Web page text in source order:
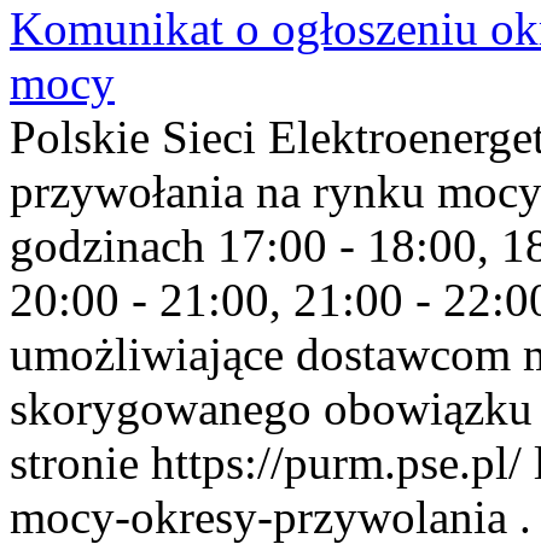
Komunikat o ogłoszeniu
mocy
Polskie Sieci
przywołania na rynku
godzinach 17:00 - 18:00,
20:00 - 21:00, 21:00 -
umożliwiające dostawcom
skorygowanego
stronie https://
mocy-okresy-przywolania